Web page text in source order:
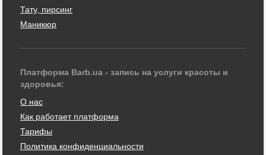
Тату, пирсинг
Маникюр
Платформа Barb.ua - запись на услуги красоты и
здоровья:
О нас
Как работает платформа
Тарифы
Политика конфиденциальности